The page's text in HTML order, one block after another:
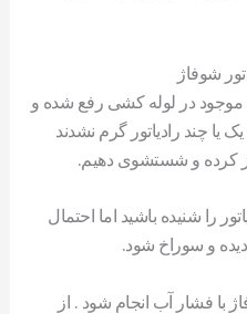
شوفاژ
موجود در لوله کشی رفع شده و
یا چند رادیاتور گرم نشدند
کرده و شستشوی دهیم.
را شنیده باشید اما احتمال
دیده و سوراخ شود.
با فشار آب انجام شود . از